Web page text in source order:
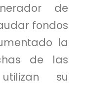
de
fondos
la
de las
su